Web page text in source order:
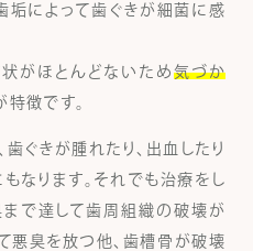
によって歯ぐきが細菌に感
がほとんどないため 気づか
特徴です。
ぐきが腫れたり、出血したり
なります。それでも治療をし
で達して歯周組織の破壊が
悪臭を放つ他、歯槽骨が破壊